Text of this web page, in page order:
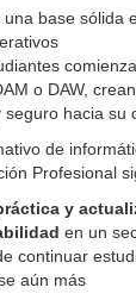
una base sólida
o DAW,
seguro hacia su
de
Profesional
y
en un
continuar
aún más